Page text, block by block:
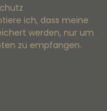
ich, dass meine
werden, nur um
zu empfangen.